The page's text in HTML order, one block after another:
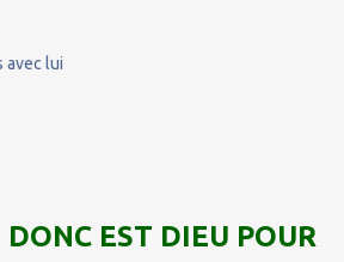
avec lui
EST DIEU POUR